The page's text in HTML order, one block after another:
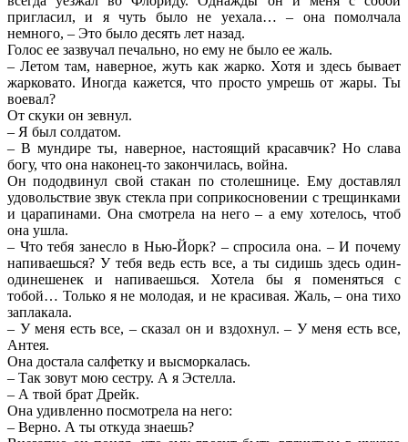
пригласил, и я чуть было не уехала… – она помолчала
немного, – Это было десять лет назад.
Голос ее зазвучал печально, но ему не было ее жаль.
– Летом там, наверное, жуть как жарко. Хотя и здесь бывает
жарковато. Иногда кажется, что просто умрешь от жары. Ты
воевал?
От скуки он зевнул.
– Я был солдатом.
– В мундире ты, наверное, настоящий красавчик? Но слава
богу, что она наконец-то закончилась, война.
Он пододвинул свой стакан по столешнице. Ему доставлял
удовольствие звук стекла при соприкосновении с трещинками
и царапинами. Она смотрела на него – а ему хотелось, чтоб
она ушла.
– Что тебя занесло в Нью-Йорк? – спросила она. – И почему
напиваешься? У тебя ведь есть все, а ты сидишь здесь один-
одинешенек и напиваешься. Хотела бы я поменяться с
тобой… Только я не молодая, и не красивая. Жаль, – она тихо
заплакала.
– У меня есть все, – сказал он и вздохнул. – У меня есть все,
Антея.
Она достала салфетку и высморкалась.
– Так зовут мою сестру. А я Эстелла.
– А твой брат Дрейк.
Она удивленно посмотрела на него:
– Верно. А ты откуда знаешь?